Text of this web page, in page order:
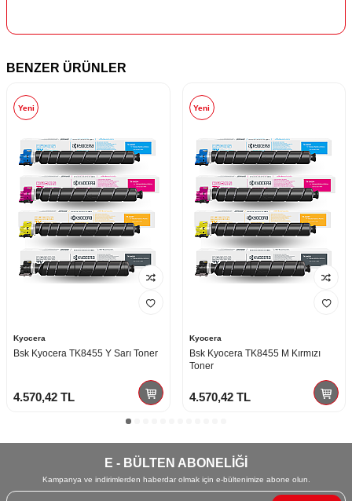
BENZER ÜRÜNLER
Yeni
Kyocera
Bsk Kyocera TK8455 Y Sarı Toner
4.570,42 TL
Yeni
Kyocera
Bsk Kyocera TK8455 M Kırmızı
Toner
4.570,42TL
E - BÜLTEN ABONELİĞİ
Kampanya ve indirimlerden haberdar olmak için e-bültenimize abone olun.